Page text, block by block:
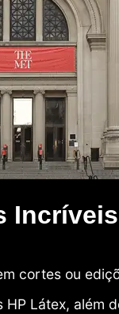
Incríveis
cortes ou
Látex, além